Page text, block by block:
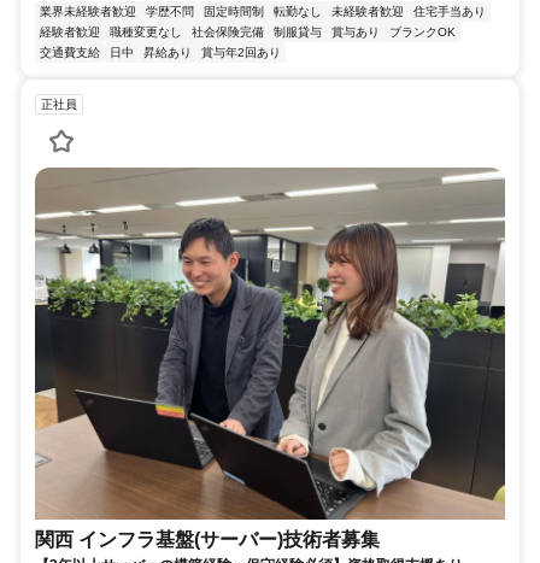
業界未経験者歓迎 学歴不問 固定時間制 転勤なし 未経験者歓迎
住宅手当あり
経験者歓迎
職種変更なし 社会保険完備 制服貸与 賞与あり
ブランクOK
交通費支給
日中 昇給あり 賞与年2回あり
正社員
関西 インフラ基盤(サーバー)技術者募集